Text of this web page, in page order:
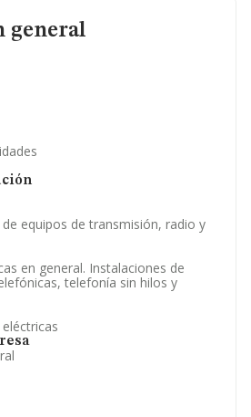
general
equipos de transmisión, radio y
en general. Instalaciones de
telefonía sin hilos y